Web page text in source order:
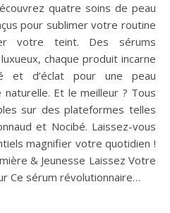
quatre soins de peau
pour sublimer votre routine
votre teint. Des sérums
chaque produit incarne
et d’éclat pour une peau
Et le meilleur ? Tous
sur des plateformes telles
et Nocibé. Laissez-vous
magnifier votre quotidien !
& Jeunesse Laissez Votre
Ce sérum révolutionnaire…